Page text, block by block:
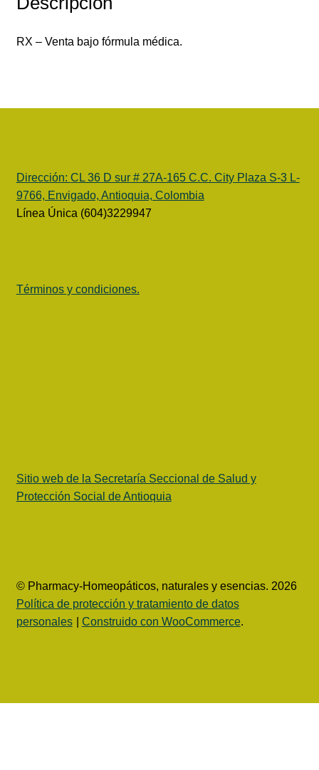
RX – Venta bajo fórmula médica.
Dirección: CL 36 D sur # 27A-165 C.C. City Plaza S-3 L-
9766, Envigado, Antioquia, Colombia
Línea Única (604)3229947
Términos y condiciones.
Sitio web de la Secretaría Seccional de Salud y
Protección Social de Antioquia
© Pharmacy-Homeopáticos, naturales y esencias. 2026
Política de protección y tratamiento de datos
personales
Construido con WooCommerce.